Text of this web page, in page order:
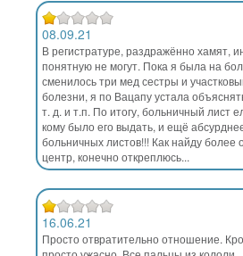
08.09.21
В регистратуре, раздражённо хамят,
понятную не могут. Пока я была на
сменилось три мед сестры и
болезни, я по Вацапу устала
т. д. и т.п. По итогу, больничный лист
кому было его выдать, и ещё
больничных листов!!! Как найду более
центр, конечно откреплюсь...
16.06.21
Просто отвратительно отношение.